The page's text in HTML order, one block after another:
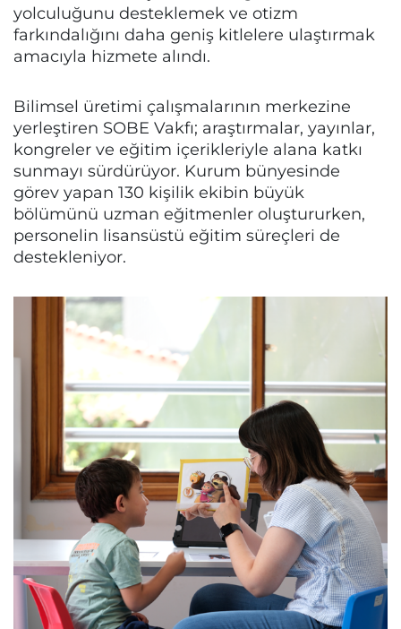
yolculuğunu desteklemek ve otizm
farkındalığını daha geniş kitlelere ulaştırmak
amacıyla hizmete alındı.
Bilimsel üretimi çalışmalarının merkezine
yerleştiren SOBE Vakfı; araştırmalar, yayınlar,
kongreler ve eğitim içerikleriyle alana katkı
sunmayı sürdürüyor. Kurum bünyesinde
görev yapan 130 kişilik ekibin büyük
bölümünü uzman eğitmenler oluştururken,
personelin lisansüstü eğitim süreçleri de
destekleniyor.